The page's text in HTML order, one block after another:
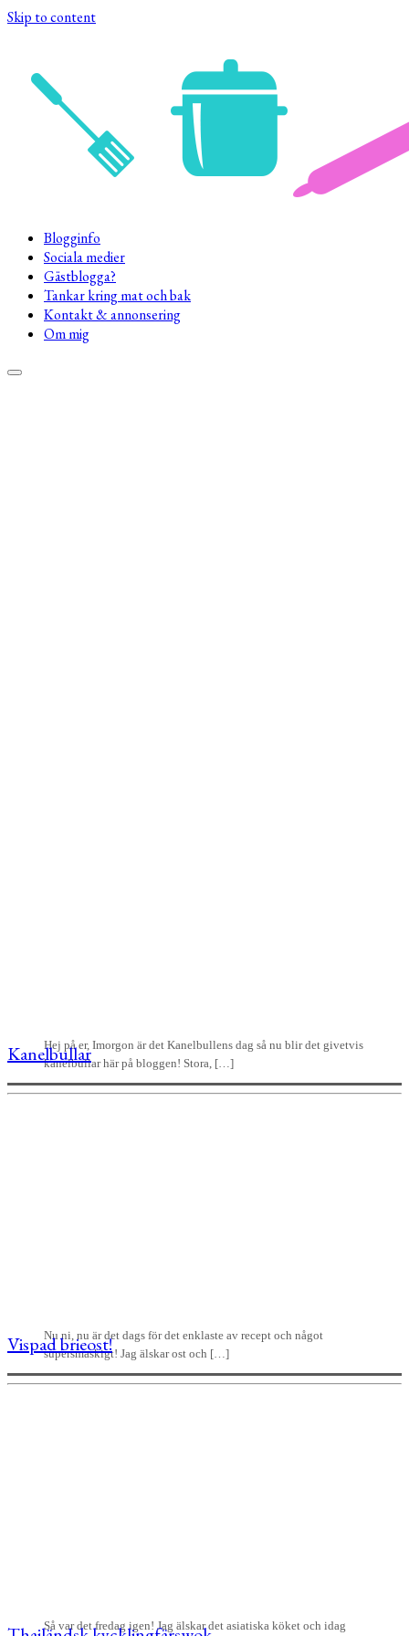
Skip to content
Blogginfo
Sociala medier
Gästblogga?
Tankar kring mat och bak
Kontakt & annonsering
Om mig
Hej på er, Imorgon är det Kanelbullens dag så nu blir det givetvis
kanelbullar här på bloggen! Stora, […]
Kanelbullar
Nu ni, nu är det dags för det enklaste av recept och något
supersmaskigt! Jag älskar ost och […]
Vispad brieost!
Så var det fredag igen! Jag älskar det asiatiska köket och idag